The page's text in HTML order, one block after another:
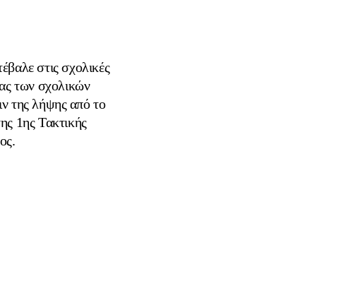
στις σχολικές
των σχολικών
της λήψης από το
1ης Τακτικής